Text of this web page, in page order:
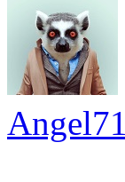
Angel71